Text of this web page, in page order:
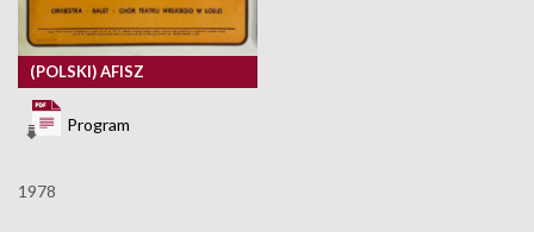
(POLSKI) AFISZ
Program
1978